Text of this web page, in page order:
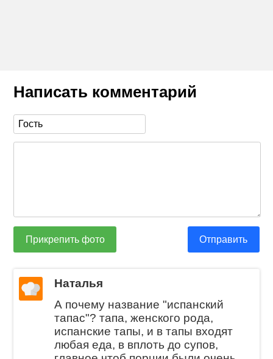
Написать комментарий
Прикрепить фото Отправить
Наталья
А почему название "испанский
тапас"? тапа, женского рода,
испанские тапы, и в тапы входят
любая еда, в вплоть до супов,